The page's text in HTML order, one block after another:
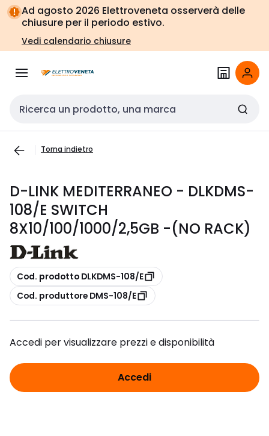
Vai alla
navigazione
Vai
alla
pagina
Ad agosto 2026 Elettroveneta osserverà delle
chiusure per il periodo estivo.
Vedi calendario chiusure
Cerca input
Torna indietro
D-LINK MEDITERRANEO - DLKDMS-
108/E SWITCH
8X10/100/1000/2,5GB -(NO RACK)
copia
Cod. prodotto DLKDMS-108/E
copia
Cod. produttore DMS-108/E
Accedi per visualizzare prezzi e disponibilità
Accedi